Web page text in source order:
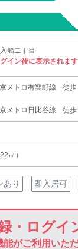
船二丁目
イン後に表示されます
メトロ有楽町線 徒
メトロ日比谷線 徒
㎡）
あり 即入居可
・ログイ
能がご利用いた